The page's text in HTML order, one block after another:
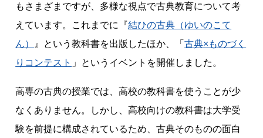
もさまざまですが、多様な視点で古典教育について考
えています。これまでに『結ひの古典（ゆいのこて
ん）
』という教科書を出版したほか、「古典×ものづく
りコンテスト 」というイベントを開催しました。
高専の古典の授業では、高校の教科書を使うことが少
なくありません。しかし、高校向けの教科書は大学受
験を前提に構成されているため、古典そのものの面白